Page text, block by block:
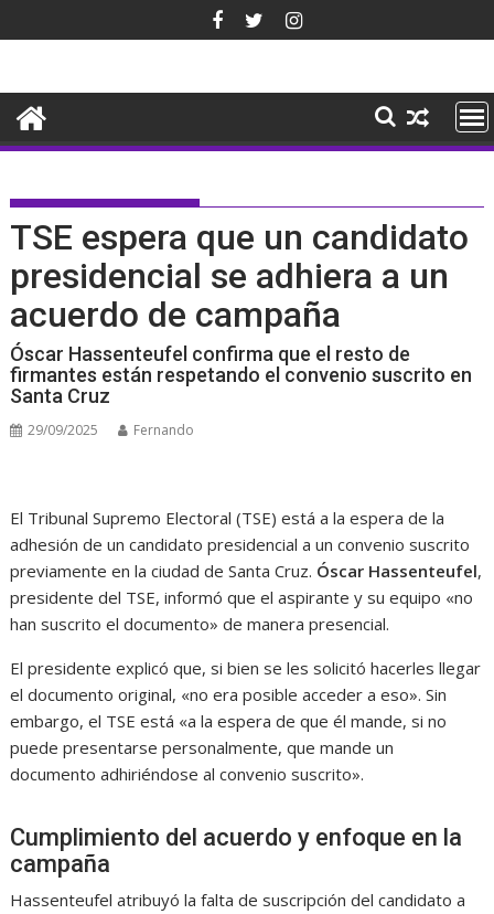
al
TSE espera que un candidato
presidencial se adhiera a un
acuerdo de campaña
Óscar Hassenteufel confirma que el resto de
firmantes están respetando el convenio suscrito en
Santa Cruz
29/09/2025 Fernando
El Tribunal Supremo Electoral (TSE) está a la espera de la
adhesión de un candidato presidencial a un convenio suscrito
previamente en la ciudad de Santa Cruz. Óscar Hassenteufel,
presidente del TSE, informó que el aspirante y su equipo «no
han suscrito el documento» de manera presencial.
El presidente explicó que, si bien se les solicitó hacerles llegar
el documento original, «no era posible acceder a eso». Sin
embargo, el TSE está «a la espera de que él mande, si no
puede presentarse personalmente, que mande un
documento adhiriéndose al convenio suscrito».
Cumplimiento del acuerdo y enfoque en la
campaña
Hassenteufel atribuyó la falta de suscripción del candidato a